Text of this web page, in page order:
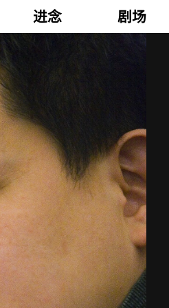
进念
年报
进念实验剧场
剧场
KJ 黄家正钢琴独奏
《万历十五
《麦克白夫人
《13．67》
《诸神会艺术节》暨《荣念曾
《戏曲金庸．笑傲江湖